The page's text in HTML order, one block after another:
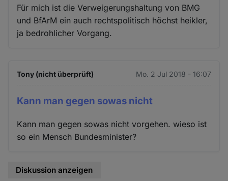
Für mich ist die Verweigerungshaltung von BMG
und BfArM ein auch rechtspolitisch höchst heikler,
ja bedrohlicher Vorgang.
Tony (nicht überprüft) Mo. 2 Jul 2018 - 16:07
Kann man gegen sowas nicht
Kann man gegen sowas nicht vorgehen. wieso ist
so ein Mensch Bundesminister?
Diskussion anzeigen